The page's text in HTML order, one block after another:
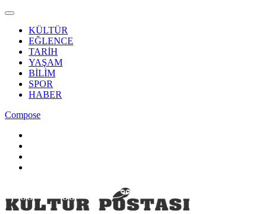
KÜLTÜR
EĞLENCE
TARİH
YAŞAM
BİLİM
SPOR
HABER
Compose